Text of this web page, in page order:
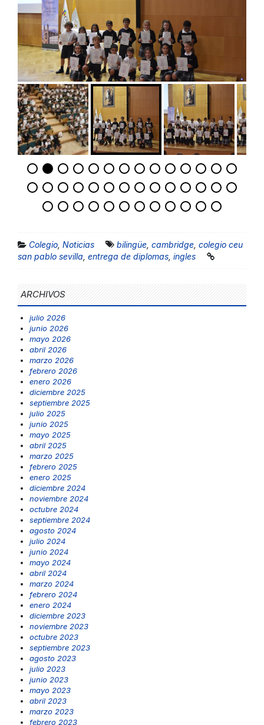
Colegio, Noticias bilingüe, cambridge, colegio ceu
san pablo sevilla, entrega de diplomas, ingles
ARCHIVOS
julio 2026
junio 2026
mayo 2026
abril 2026
marzo 2026
febrero 2026
enero 2026
diciembre 2025
septiembre 2025
julio 2025
junio 2025
mayo 2025
abril 2025
marzo 2025
febrero 2025
enero 2025
diciembre 2024
noviembre 2024
octubre 2024
septiembre 2024
agosto 2024
julio 2024
junio 2024
mayo 2024
abril 2024
marzo 2024
febrero 2024
enero 2024
diciembre 2023
noviembre 2023
octubre 2023
septiembre 2023
agosto 2023
julio 2023
junio 2023
mayo 2023
abril 2023
marzo 2023
febrero 2023